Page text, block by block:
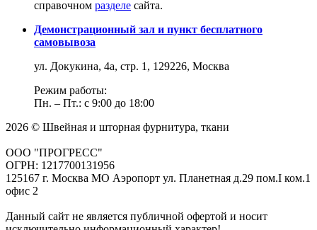
справочном разделе сайта.
Демонстрационный зал и пункт бесплатного
самовывоза
ул. Докукина, 4а, стр. 1, 129226, Москва
Режим работы:
Пн. – Пт.: с 9:00 до 18:00
2026 © Швейная и шторная фурнитура, ткани
ООО "ПРОГРЕСС"
ОГРН: 1217700131956
125167 г. Москва МО Аэропорт ул. Планетная д.29 пом.I ком.1
офис 2
Данный сайт не является публичной офертой и носит